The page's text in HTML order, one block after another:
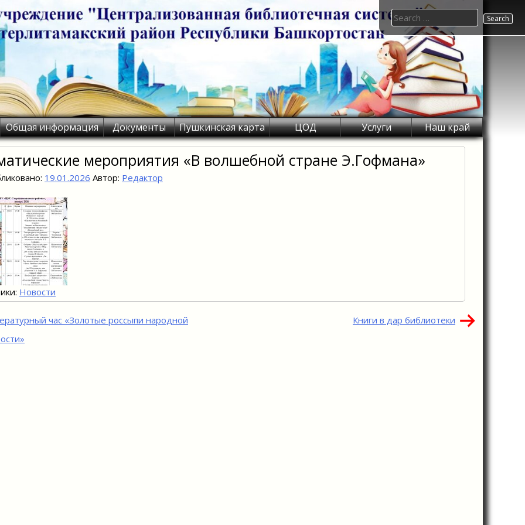
Общая информация Документы Пушкинская карта ЦОД Услуги Наш край
Search
for:
мероприятия «В волшебной стране Э.Гофмана»
19.01.2026 Автор: Редактор
Новости
час «Золотые россыпи народной
Книги в дар библиотеки